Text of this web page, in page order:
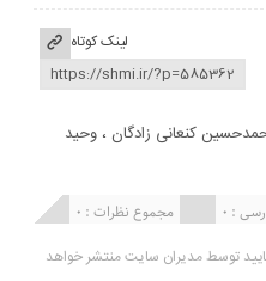
لینک کوتاه
کنعانی زادگان ،وحید
مجموع نظرات : 0 : 0
توسط مدیران سایت منتشر خواهد